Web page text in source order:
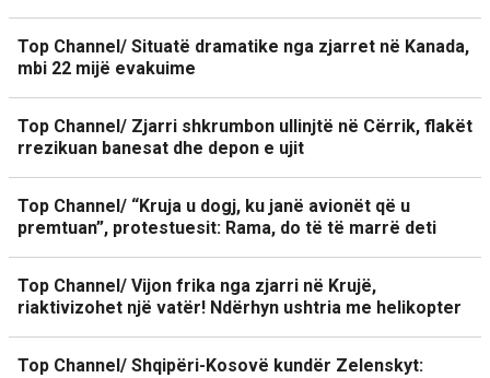
Top Channel/ Situatë dramatike nga zjarret në Kanada,
mbi 22 mijë evakuime
Top Channel/ Zjarri shkrumbon ullinjtë në Cërrik, flakët
rrezikuan banesat dhe depon e ujit
Top Channel/ “Kruja u dogj, ku janë avionët që u
premtuan”, protestuesit: Rama, do të të marrë deti
Top Channel/ Vijon frika nga zjarri në Krujë,
riaktivizohet një vatër! Ndërhyn ushtria me helikopter
Top Channel/ Shqipëri-Kosovë kundër Zelenskyt: